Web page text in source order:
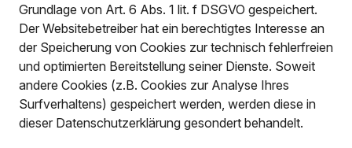
Grundlage von Art. 6 Abs. 1 lit. f DSGVO gespeichert.
Der Websitebetreiber hat ein berechtigtes Interesse an
der Speicherung von Cookies zur technisch fehlerfreien
und optimierten Bereitstellung seiner Dienste. Soweit
andere Cookies (z.B. Cookies zur Analyse Ihres
Surfverhaltens) gespeichert werden, werden diese in
dieser Datenschutzerklärung gesondert behandelt.